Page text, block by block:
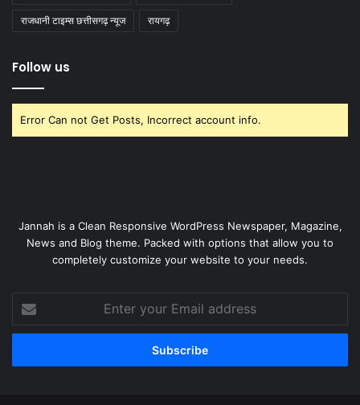
राजधानी टाइम्स छत्तीसगढ़ न्यूज रायगढ़
Follow us
Error Can not Get Posts, Incorrect account info.
Jannah is a Clean Responsive WordPress Newspaper, Magazine,
News and Blog theme. Packed with options that allow you to
completely customize your website to your needs.
your
Email